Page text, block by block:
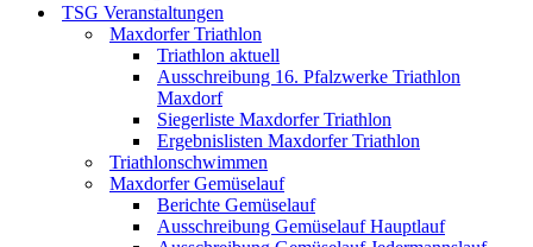
TSG Veranstaltungen
Maxdorfer Triathlon
Triathlon aktuell
Ausschreibung 16. Pfalzwerke Triathlon
Maxdorf
Siegerliste Maxdorfer Triathlon
Ergebnislisten Maxdorfer Triathlon
Triathlonschwimmen
Maxdorfer Gemüselauf
Berichte Gemüselauf
Ausschreibung Gemüselauf Hauptlauf